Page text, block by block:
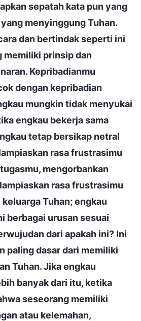
sepatah kata pun yang
menyinggung Tuhan.
dan bertindak seperti ini
memiliki prinsip dan
Kepribadianmu
dengan kepribadian
mungkin tidak menyukai
engkau bekerja sama
tetap bersikap netral
rasa frustrasimu
mengorbankan
rasa frustrasimu
Tuhan; engkau
berbagai urusan sesuai
dari apakah ini? Ini
paling dasar dari memiliki
Tuhan. Jika engkau
banyak dari itu, ketika
seseorang memiliki
atau kelemahan,